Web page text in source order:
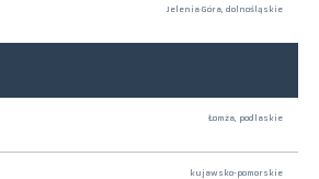
Jelenia Góra, dolnośląskie
Łomża, podlaskie
kujawsko-pomorskie